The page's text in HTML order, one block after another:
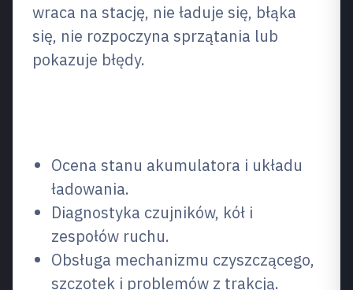
wraca na stację, nie ładuje się, błąka
się, nie rozpoczyna sprzątania lub
pokazuje błędy.
Ocena stanu akumulatora i układu
ładowania.
Diagnostyka czujników, kół i
zespołów ruchu.
Obsługa mechanizmu czyszczącego,
szczotek i problemów z trakcją.